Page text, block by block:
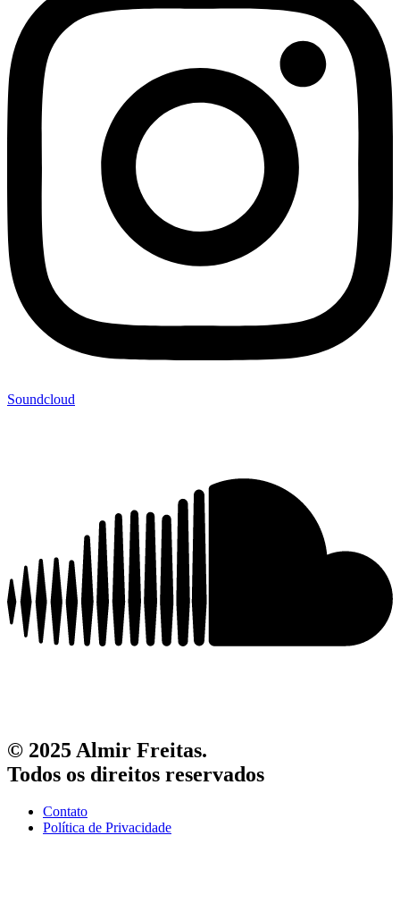
Soundcloud
© 2025 Almir Freitas.
Todos os direitos reservados
Contato
Política de Privacidade